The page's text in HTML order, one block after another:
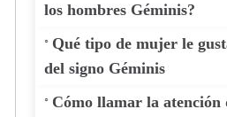
los hombres Géminis?
Qué tipo de mujer le
del signo Géminis
Cómo llamar la atención